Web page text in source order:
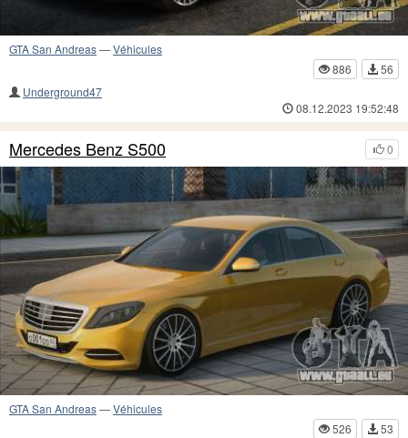
GTA San Andreas—Véhicules
886
56
Underground47
08.12.2023 19:52:48
0
Mercedes Benz S500
GTA San Andreas—Véhicules
526
53